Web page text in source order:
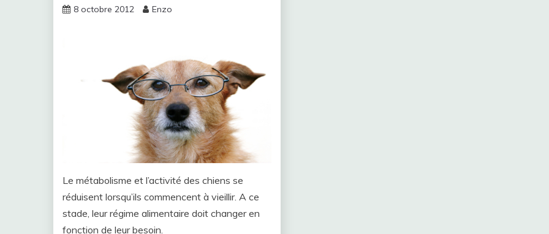
8 octobre 2012 Enzo
Le métabolisme et l’activité des chiens se
réduisent lorsqu’ils commencent à vieillir. A ce
stade, leur régime alimentaire doit changer en
fonction de leur besoin.